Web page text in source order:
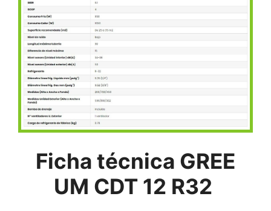
Ficha técnica GREE
UM CDT 12 R32